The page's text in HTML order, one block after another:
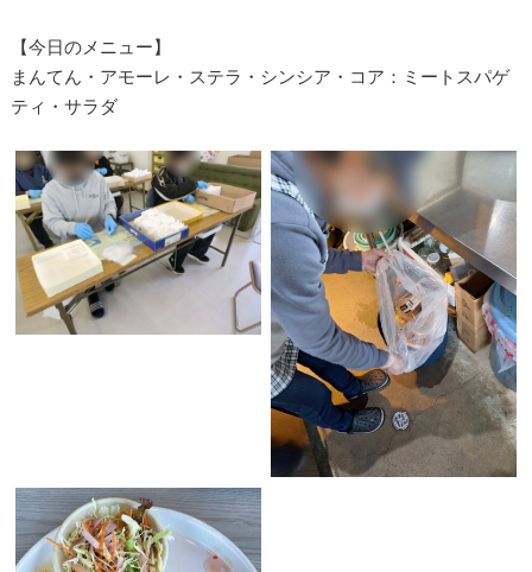
【今日のメニュー】
まんてん・アモーレ・ステラ・シンシア・コア：ミートスパゲ
ティ・サラダ